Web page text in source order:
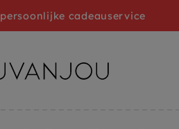
persoonlijke cadeauservice